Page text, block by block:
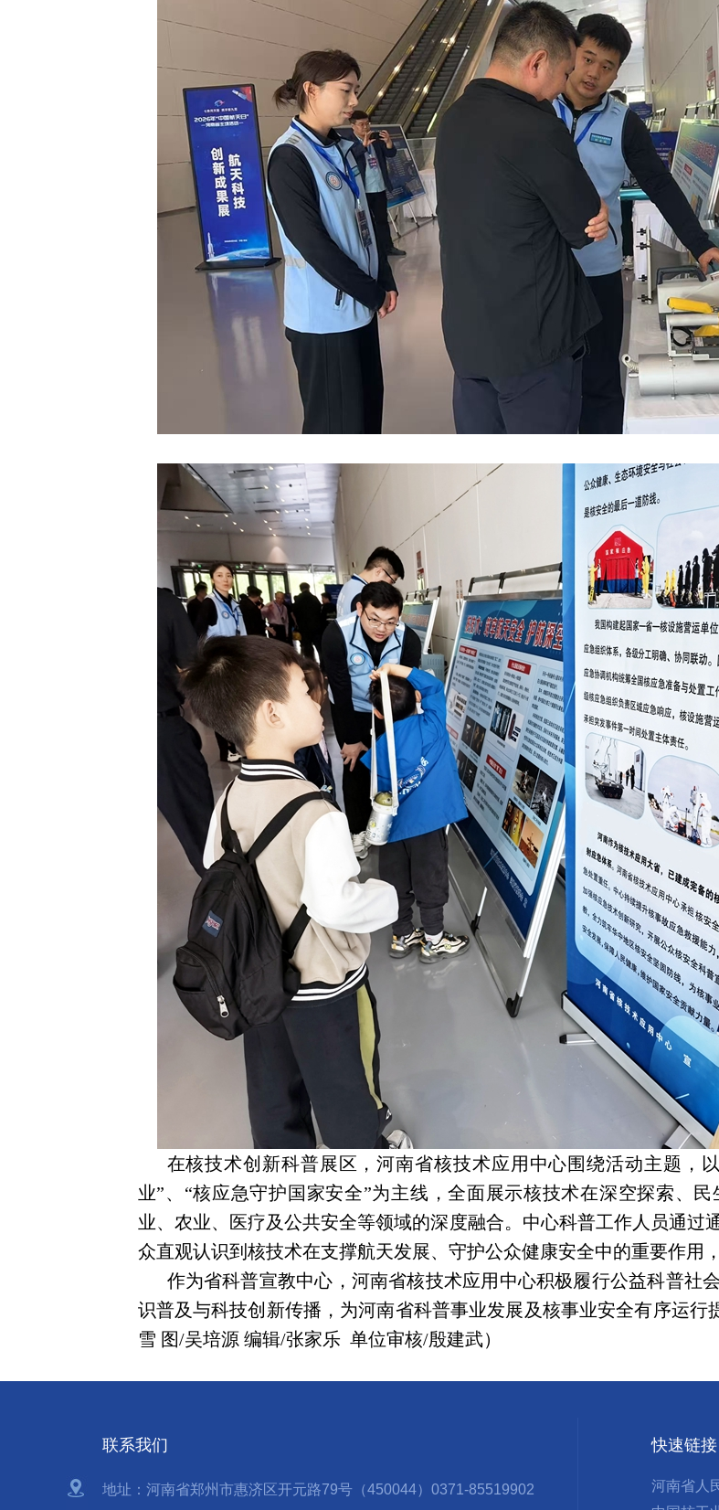
在核技术创新科普展区，河南省核技术应用中心围绕活动主题，
业”、“核应急守护国家安全”为主线，全面展示核技术在深空探索、
业、农业、医疗及公共安全等领域的深度融合。中心科普工作人员通过
众直观认识到核技术在支撑航天发展、守护公众健康安全中的重要作用
作为省科普宣教中心，河南省核技术应用中心积极履行公益科普社
识普及与科技创新传播，为河南省科普事业发展及核事业安全有序运行
雪 图/吴培源 编辑/张家乐 单位审核/殷建武）
联系我们
地址：河南省郑州市惠济区开元路79号（450044）0371-85519902
快速链接
河南省人